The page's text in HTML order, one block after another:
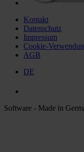
Kontakt
Datenschutz
Impressum
Cookie-
AGB
DE
Software - Made in